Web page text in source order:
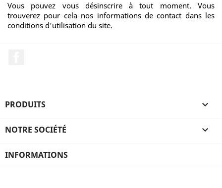
Vous pouvez vous désinscrire à tout moment. Vous
trouverez pour cela nos informations de contact dans les
conditions d'utilisation du site.
PRODUITS 
NOTRE SOCIÉTÉ 
INFORMATIONS